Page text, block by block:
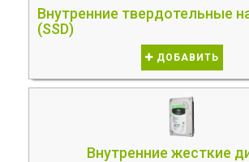
Внутренние твердотельные
(SSD)
ДОБАВИТЬ
Внутренние жесткие